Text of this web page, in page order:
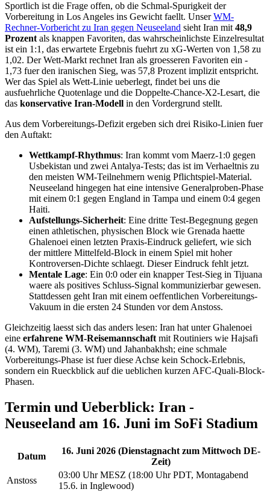
Sportlich ist die Frage offen, ob die Schmal-Spurigkeit der
Vorbereitung in Los Angeles ins Gewicht faellt. UnserWM-
Rechner-Vorbericht zu Iran gegen Neuseeland sieht Iran mit 48,9
Prozent als knappen Favoriten, das wahrscheinlichste Einzelresultat
ist ein 1:1, das erwartete Ergebnis fuehrt zu xG-Werten von 1,58 zu
1,02. Der Wett-Markt rechnet Iran als groesseren Favoriten ein -
1,73 fuer den iranischen Sieg, was 57,8 Prozent implizit entspricht.
Wer das Spiel als Wett-Linie ueberlegt, findet bei uns die
ausfuehrliche Quotenlage und die Doppelte-Chance-X2-Lesart, die
das konservative Iran-Modell in den Vordergrund stellt.
Aus dem Vorbereitungs-Defizit ergeben sich drei Risiko-Linien fuer
den Auftakt:
Wettkampf-Rhythmus: Iran kommt vom Maerz-1:0 gegen
Usbekistan und zwei Antalya-Tests; das ist im Verhaeltnis zu
den meisten WM-Teilnehmern wenig Pflichtspiel-Material.
Neuseeland hingegen hat eine intensive Generalproben-Phase
mit einem 0:1 gegen England in Tampa und einem 0:4 gegen
Haiti.
Aufstellungs-Sicherheit: Eine dritte Test-Begegnung gegen
einen athletischen, physischen Block wie Grenada haette
Ghalenoei einen letzten Praxis-Eindruck geliefert, wie sich
der mittlere Mittelfeld-Block in einem Spiel mit hoher
Kontroversen-Dichte schlaegt. Dieser Eindruck fehlt jetzt.
Mentale Lage: Ein 0:0 oder ein knapper Test-Sieg in Tijuana
waere als positives Schluss-Signal kommunizierbar gewesen.
Stattdessen geht Iran mit einem oeffentlichen Vorbereitungs-
Vakuum in die ersten 24 Stunden vor dem Anstoss.
Gleichzeitig laesst sich das anders lesen: Iran hat unter Ghalenoei
eine erfahrene WM-Reisemannschaft mit Routiniers wie Hajsafi
(4. WM), Taremi (3. WM) und Jahanbakhsh; eine schmale
Vorbereitungs-Phase ist fuer diese Achse kein Schock-Erlebnis,
sondern ein Rueckblick auf die ueblichen kurzen AFC-Quali-Block-
Phasen.
Termin und Ueberblick: Iran -
Neuseeland am 16. Juni im SoFi Stadium
Datum
16. Juni 2026 (Dienstagnacht zum Mittwoch DE-
Zeit)
Anstoss
03:00 Uhr MESZ (18:00 Uhr PDT, Montagabend
15.6. in Inglewood)